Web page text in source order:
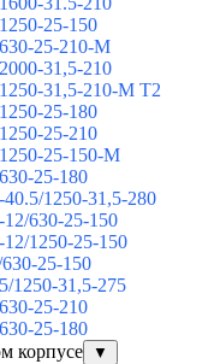
25-150
25-210-М
31,5-210
31,5-210-М T2
25-180
25-210
25-150-М
25-180
1250-31,5-280
630-25-150
1250-25-150
25-150
1250-31,5-275
25-210
25-180
корпусе
▼